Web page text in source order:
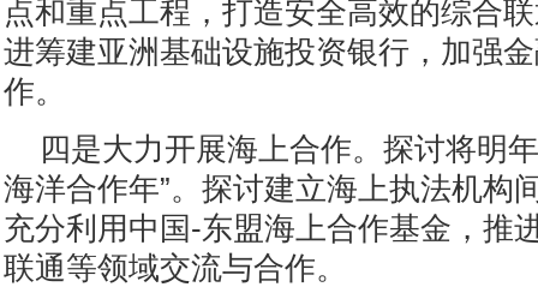
点和重点工程，打造安全高效的综合
进筹建亚洲基础设施投资银行，加强
作。
四是大力开展海上合作。探讨将明
海洋合作年”。探讨建立海上执法机构
充分利用中国-东盟海上合作基金，推
联通等领域交流与合作。